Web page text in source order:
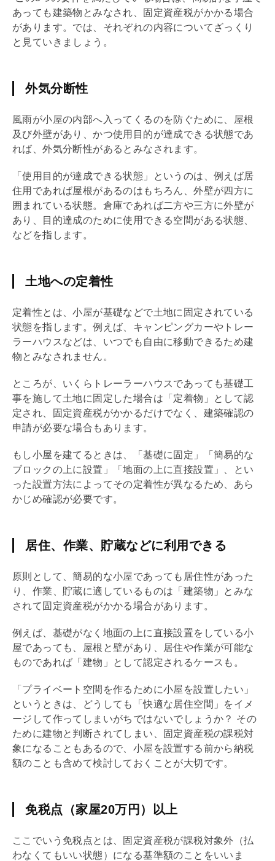
あっても建築物とみなされ、
固定資産税がかかる場合
があります。では、それぞれの内容についてざっくり
と見ていきましょう。
外気分断性
風雨が小屋の内部へ入ってくるのを防ぐために、屋根
及び外壁があり、かつ使用目的が達成できる状態であ
れば、外気分断性があるとみなされます。
「使用目的が達成できる状態」というのは、例えば居
住用であれば屋根があるのはもちろん、外壁が四方に
囲まれている状態。倉庫であれば二方や三方に外壁が
あり、目的達成のために使用できる空間がある状態、
などを指します。
土地への定着性
定着性とは、小屋が基礎などで土地に固定されている
状態を指します。例えば、キャンピングカーやトレー
ラーハウスなどは、いつでも自由に移動できるため建
物とみなされません。
ところが、いくらトレーラーハウスであっても基礎工
事を施して土地に固定した場合は「定着物」として認
定され、
固定資産税がかかるだけでなく、建築確認の
申請が必要な場合もあります。
もし小屋を建てるときは、「基礎に固定」「簡易的な
ブロックの上に設置」「地面の上に直接設置」、とい
った設置方法によってその定着性が異なるため、あら
かじめ確認が必要です。
居住、作業、貯蔵などに利用できる
原則として、簡易的な小屋であっても居住性があった
り、作業、貯蔵に適しているものは「建築物」とみな
されて 固定資産税がかかる場合があります。
例えば、 基礎がなく地面の上に直接設置をしている小
屋であっても、屋根と壁があり、居住や作業が可能な
ものであれば「建物」として認定されるケースも。
「プライベート空間を作るために小屋を設置したい」
というときは、どうしても「快適な居住空間」をイメ
ージして作ってしまいがちではないでしょうか？ その
ために建物と判断されてしまい、
固定資産税の課税対
象になることもあるので、小屋を設置する前から納税
額のことも含めて検討しておくことが大切です。
免税点（家屋20万円）以上
ここでいう免税点とは、 固定資産税が課税対象外（払
わなくてもいい状態）になる基準額のことをいいま